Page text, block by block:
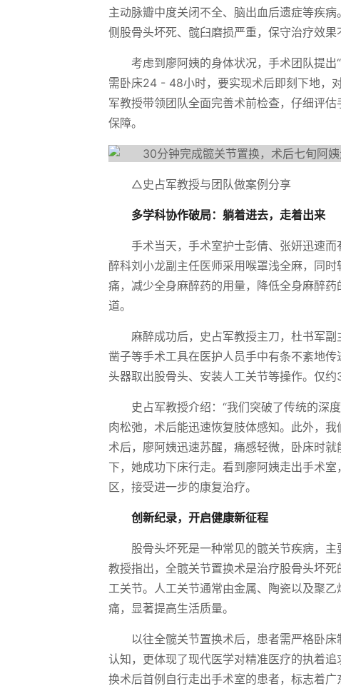
主动脉瓣中度关闭不全、脑出血后遗症等疾
侧股骨头坏死、髋臼磨损严重，保守治疗效果
考虑到廖阿姨的身体状况，手术团队提
需卧床24 - 48小时，要实现术后即刻下地，
军教授带领团队全面完善术前检查，仔细评
保障。
△史占军教授与团队做案例分享
多学科协作破局：躺着进去，走着出来
手术当天，手术室护士彭倩、张妍迅速
醉科刘小龙副主任医师采用喉罩浅全麻，同
痛，减少全身麻醉药的用量，降低全身麻醉
道。
麻醉成功后，史占军教授主刀，杜书军
凿子等手术工具在医护人员手中有条不紊地
头器取出股骨头、安装人工关节等操作。仅
史占军教授介绍：“我们突破了传统的深
肉松弛，术后能迅速恢复肢体感知。此外，
术后，廖阿姨迅速苏醒，痛感轻微，卧床时
下，她成功下床行走。看到廖阿姨走出手术
区，接受进一步的康复治疗。
创新纪录，开启健康新征程
股骨头坏死是一种常见的髋关节疾病，
教授指出，全髋关节置换术是治疗股骨头坏
工关节。人工关节通常由金属、陶瓷以及聚
痛，显著提高生活质量。
以往全髋关节置换术后，患者需严格卧
认知，更体现了现代医学对精准医疗的执着
换术后首例自行走出手术室的患者，标志着